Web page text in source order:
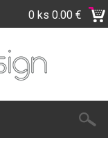
0 ks 0.00 €